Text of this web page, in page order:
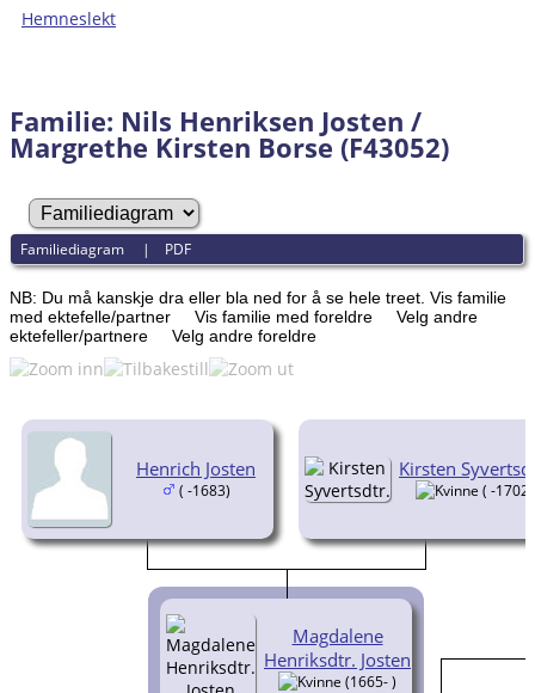
Hemneslekt
Familie: Nils Henriksen Josten /
Margrethe Kirsten Borse (F43052)
Familiediagram | PDF
NB: Du må kanskje dra eller bla ned for å se hele treet. Vis familie
med ektefelle/partner
Vis familie med foreldre
Velg andre
ektefeller/partnere
Velg andre foreldre
Henrich Josten
( -1683)
Kirsten
( -1702)
Magdalene
Henriksdtr. Josten
(1665- )